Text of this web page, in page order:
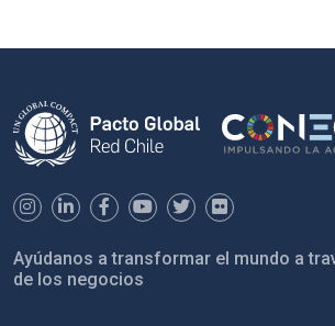
Ayúdanos a transformar el mundo a
de los negocios